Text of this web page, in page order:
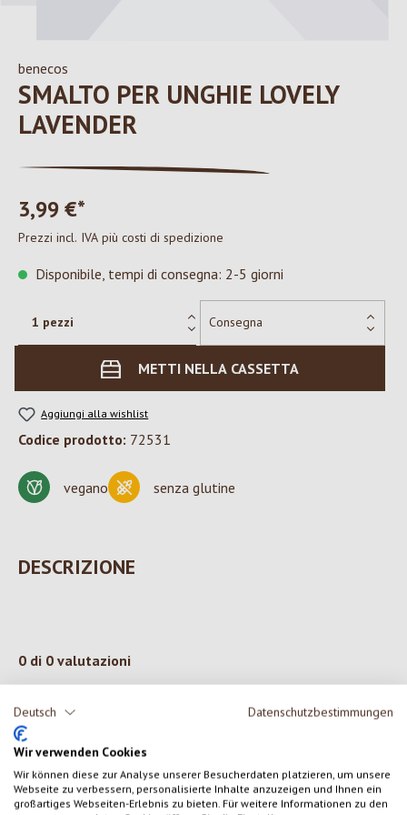
Deutsch Datenschutzbestimmungen
Wir verwenden Cookies
Wir können diese zur Analyse unserer Besucherdaten platzieren, um unsere
Webseite zu verbessern, personalisierte Inhalte anzuzeigen und Ihnen ein
großartiges Webseiten-Erlebnis zu bieten. Für weitere Informationen zu den
benecos
SMALTO PER UNGHIE LOVELY
LAVENDER
3,99 €*
Prezzi incl. IVA più costi di spedizione
Disponibile, tempi di consegna: 2-5 giorni
METTI NELLA CASSETTA
Aggiungi alla wishlist
Codice prodotto: 72531
vegano senza glutine
DESCRIZIONE
0 di 0 valutazioni
Valutazione media di 0 su 5 stelle
Formula una valutazione!
Condividi le tue esperienze con il prodotto con altri clienti.
SCRIVERE UNA RECENSIONE